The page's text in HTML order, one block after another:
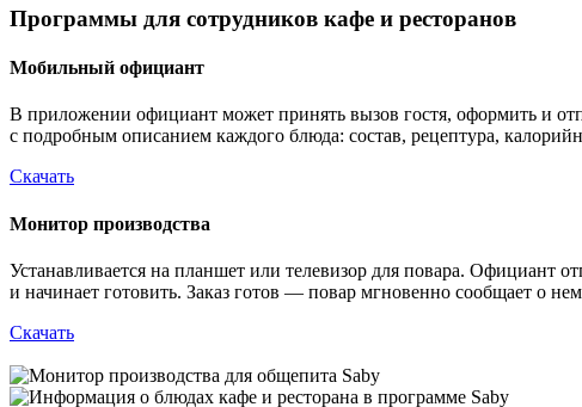
Программы для сотрудников кафе и ресторанов
Мобильный официант
В приложении официант может принять вызов гостя, оформить и
с подробным описанием каждого блюда: состав, рецептура,
Скачать
Монитор производства
Устанавливается на планшет или телевизор для повара. Официант
и начинает готовить. Заказ готов — повар мгновенно сообщает о
Скачать